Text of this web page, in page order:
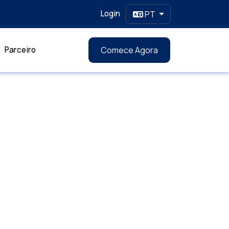
Login PT
Parceiro Comece Agora